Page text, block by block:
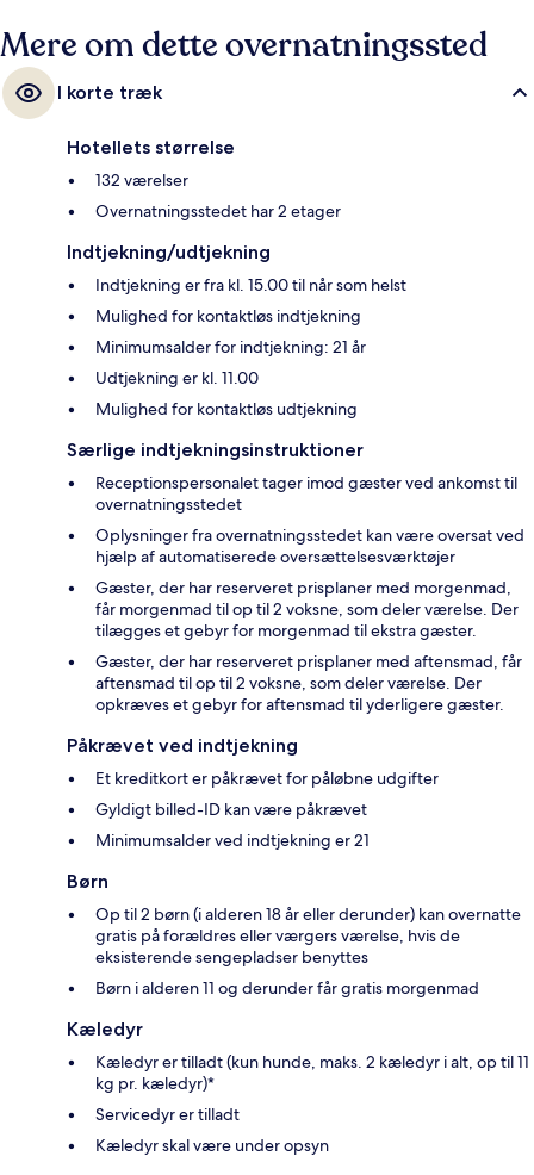
Mere om dette overnatningssted
I korte træk
Hotellets størrelse
132 værelser
Overnatningsstedet har 2 etager
Indtjekning/udtjekning
Indtjekning er fra kl. 15.00 til når som helst
Mulighed for kontaktløs indtjekning
Minimumsalder for indtjekning: 21 år
Udtjekning er kl. 11.00
Mulighed for kontaktløs udtjekning
Særlige indtjekningsinstruktioner
Receptionspersonalet tager imod gæster ved ankomst til
overnatningsstedet
Oplysninger fra overnatningsstedet kan være oversat ved
hjælp af automatiserede oversættelsesværktøjer
Gæster, der har reserveret prisplaner med morgenmad,
får morgenmad til op til 2 voksne, som deler værelse. Der
tilægges et gebyr for morgenmad til ekstra gæster.
Gæster, der har reserveret prisplaner med aftensmad, får
aftensmad til op til 2 voksne, som deler værelse. Der
opkræves et gebyr for aftensmad til yderligere gæster.
Påkrævet ved indtjekning
Et kreditkort er påkrævet for påløbne udgifter
Gyldigt billed-ID kan være påkrævet
Minimumsalder ved indtjekning er 21
Børn
Op til 2 børn (i alderen 18 år eller derunder) kan overnatte
gratis på forældres eller værgers værelse, hvis de
eksisterende sengepladser benyttes
Børn i alderen 11 og derunder får gratis morgenmad
Kæledyr
Kæledyr er tilladt (kun hunde, maks. 2 kæledyr i alt, op til 11
kg pr. kæledyr)*
Servicedyr er tilladt
Kæledyr skal være under opsyn